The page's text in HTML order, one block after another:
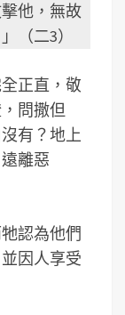
他，無故
（二3）
正直，敬
問撒但
有？地上
離惡
認為他們
因人享受